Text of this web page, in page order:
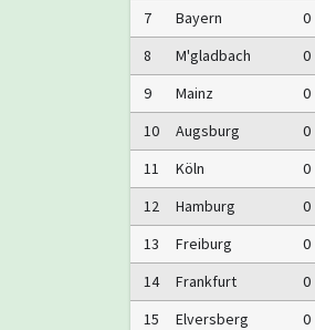
7
Bayern 0
8
M'gladbach 0
9
Mainz 0
10
Augsburg 0
11
Köln 0
12
Hamburg 0
13
Freiburg 0
14
Frankfurt 0
15
Elversberg 0